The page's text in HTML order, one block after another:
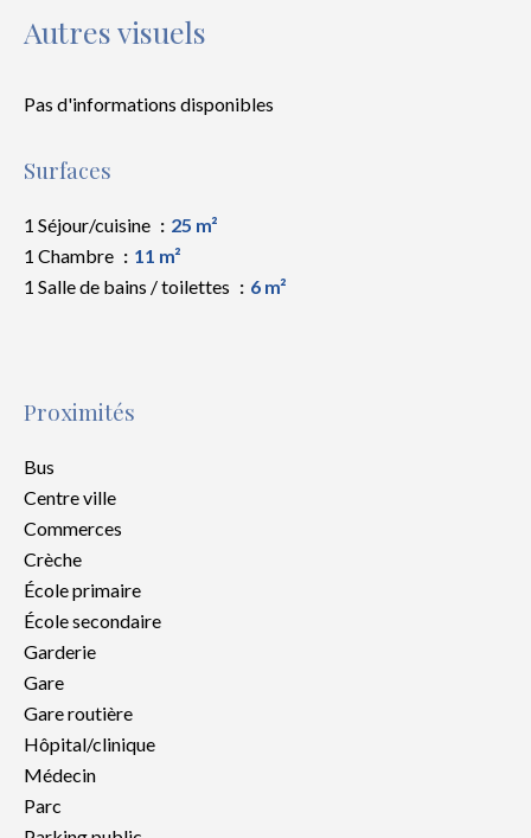
Autres visuels
Pas d'informations disponibles
Surfaces
1 Séjour/cuisine
25 m²
1 Chambre
11 m²
1 Salle de bains / toilettes
6 m²
Proximités
Bus
Centre ville
Commerces
Crèche
École primaire
École secondaire
Garderie
Gare
Gare routière
Hôpital/clinique
Médecin
Parc